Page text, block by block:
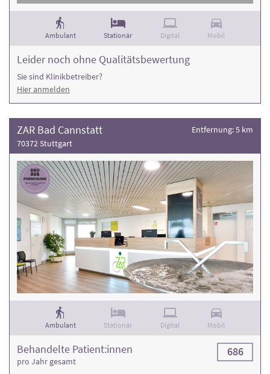
Ambulant Stationär Digital Mobil
Leider noch ohne Qualitätsbewertung
Sie sind Klinikbetreiber?
Hier anmelden
ZAR Bad Cannstatt
70372 Stuttgart
Entfernung: 5 km
Ambulant Stationär Digital Mobil
Behandelte Patient:innen
pro Jahr gesamt
686